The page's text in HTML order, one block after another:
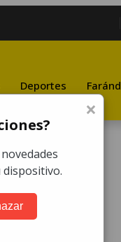
Deportes
viral
×